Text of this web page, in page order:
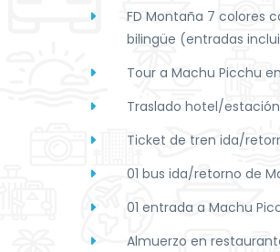
FD Montaña 7 colores
bilingüe (entradas
Tour a Machu Picchu
Traslado hotel/
Ticket de tren ida/
01 bus ida/retorno de
01 entrada a Machu
Almuerzo en